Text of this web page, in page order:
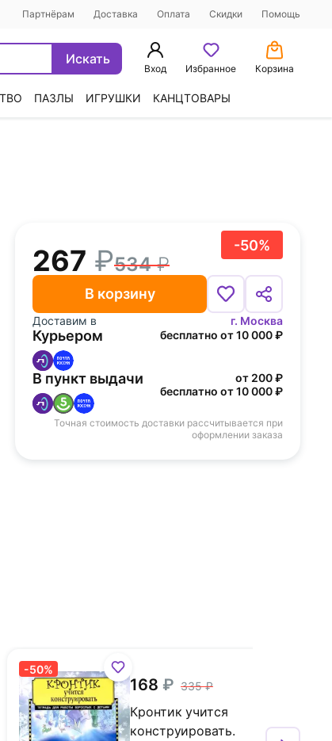
Партнёрам Доставка Оплата Скидки Помощь
Искать
Вход Избранное Корзина
ПАЗЛЫ ИГРУШКИ КАНЦТОВАРЫ
-50%
267 534
В корзину
Доставим в г. Москва
Курьером бесплатно от 10 000 ₽
В пункт выдачи
от 200 ₽
бесплатно от 10 000 ₽
Точная стоимость доставки рассчитывается при
оформлении заказа
-50%
168 335
Кронтик учится
конструировать.